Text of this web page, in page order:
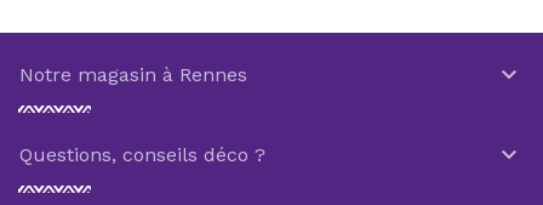
Notre magasin à Rennes 
Questions, conseils déco ? 